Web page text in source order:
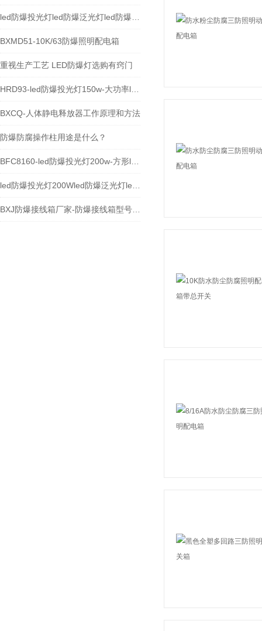
BXMD51-10K/63防爆照明配电箱
重视生产工艺 LED防爆灯选购有窍门
BXCQ-人体静电释放器工作原理和方法
防爆防腐操作柱用途是什么？